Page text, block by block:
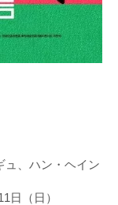
ュ、ハン・ヘイン
日（日）